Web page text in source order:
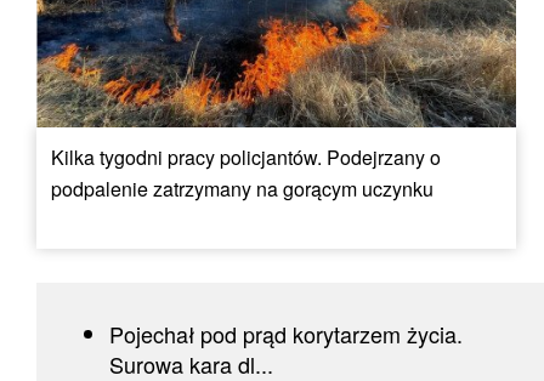
Kilka tygodni pracy policjantów. Podejrzany o
podpalenie zatrzymany na gorącym uczynku
Pojechał pod prąd korytarzem życia.
Surowa kara dl...